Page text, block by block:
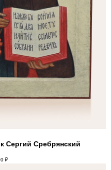
Сергий Сребрянский
₽